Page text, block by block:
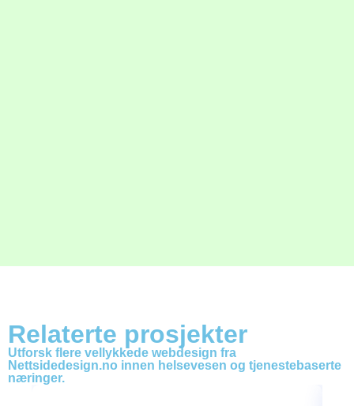
Relaterte prosjekter
Utforsk flere vellykkede webdesign fra
Nettsidedesign.no innen helsevesen og tjenestebaserte
næringer.